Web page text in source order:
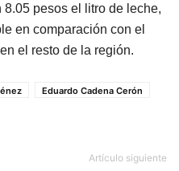
pesos el litro de leche,
en comparación con el
el resto de la región.
Eduardo Cadena Cerón
Artículo siguiente